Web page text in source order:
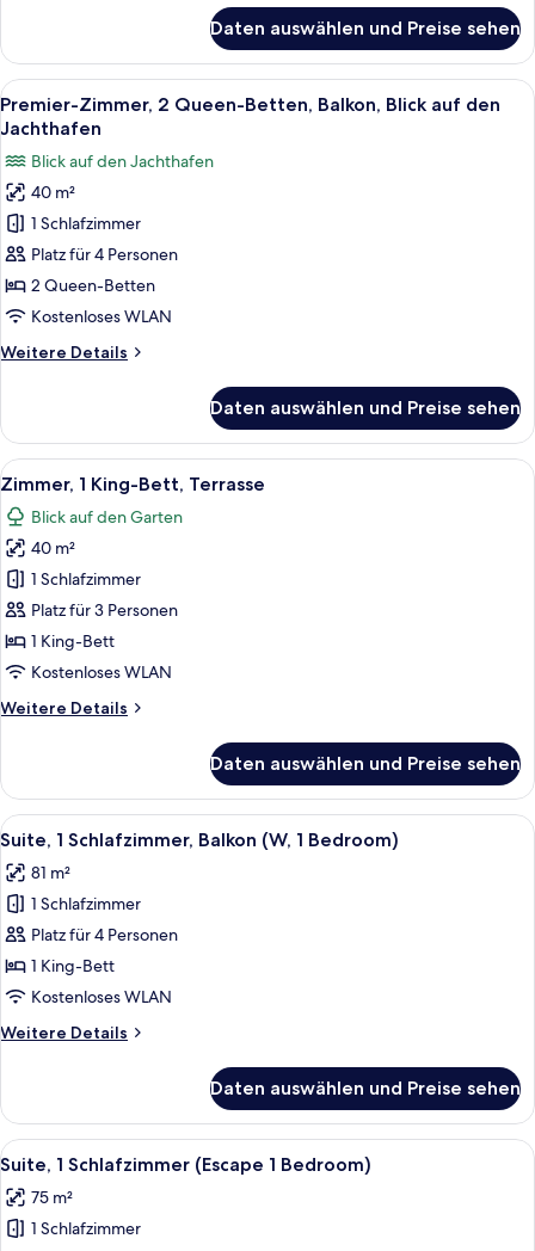
Zimmer,
1 King-
Bett
und
Balkon
Daten auswählen und Preise sehen
Alle
Fotos
Premier-
Zimmer,
2 Queen-
Betten,
Balkon,
Blick
den
Ein modernes Hotelzimmer mit zwei
6
Premier-Zimmer, 2 Queen-Betten, Balkon, Blick auf den
Jachthafen
Blick auf den Jachthafen
40 m²
1 Schlafzimmer
Platz für 4 Personen
2 Queen-Betten
Kostenloses WLAN
Weitere Details
Weitere
Zimmer,
2 Queen-
Betten,
Blick
auf
den
Jachthafen
Daten auswählen und Preise sehen
Alle
Fotos
für
Zimmer,
1 King-
Bett,
Terrasse
anzeigen
Ein modernes Hotelzimmer mit
5
Zimmer, 1 King-Bett, Terrasse
Blick auf den Garten
40 m²
1 Schlafzimmer
Platz für 3 Personen
1 King-Bett
Kostenloses WLAN
Weitere Details
Weitere
1 King-
Bett,
Terrasse
Daten auswählen und Preise sehen
Alle
Fotos
für
Suite,
1
Schlafzimmer,
Balkon
1
Ein modernes Wohnzimmer mit
6
Suite, 1 Schlafzimmer, Balkon (W, 1 Bedroom)
81 m²
1 Schlafzimmer
Platz für 4 Personen
1 King-Bett
Kostenloses WLAN
Weitere Details
Weitere
1
Schlafzimmer,
Balkon
Bedroom)
Daten auswählen und Preise sehen
Alle
Fotos
für
Suite,
Ein modernes Hotelzimmer mit
7
Suite, 1 Schlafzimmer (Escape 1 Bedroom)
75 m²
1 Schlafzimmer